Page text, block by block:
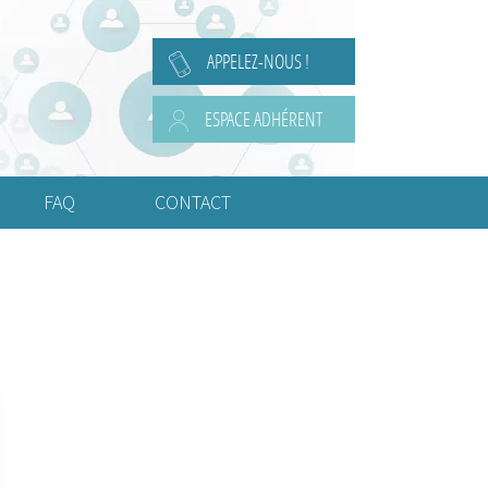
APPELEZ-NOUS !
ESPACE ADHÉRENT
FAQ CONTACT